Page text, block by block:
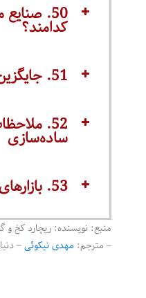
50.
کدامند؟
51. جایگزین‌های ساده‌سازی
52.
ساده‌سازی
53. بازارهای مغایر با ساده‌سازی
منبع: نویسنده: ریچارد کخ
– مترجم: مهدی نیکوئی–